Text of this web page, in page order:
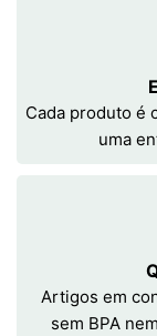
Cada produto é
uma
Artigos em
sem BPA